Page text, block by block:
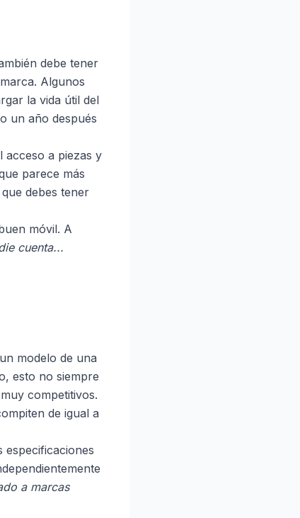
debe tener
Algunos
la vida útil del
un año después
acceso a piezas y
parece más
debes tener
móvil. A
cuenta...
modelo de una
esto no siempre
competitivos.
de igual a
especificaciones
a marcas